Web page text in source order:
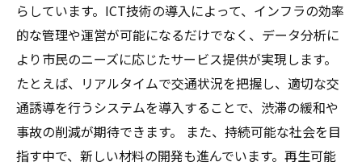
らしています。ICT技術の導入によって、インフラの効率
的な管理や運営が可能になるだけでなく、データ分析に
より市民のニーズに応じたサービス提供が実現します。
たとえば、リアルタイムで交通状況を把握し、適切な交
通誘導を行うシステムを導入することで、渋滞の緩和や
事故の削減が期待できます。 また、持続可能な社会を目
指す中で、新しい材料の開発も進んでいます。再生可能